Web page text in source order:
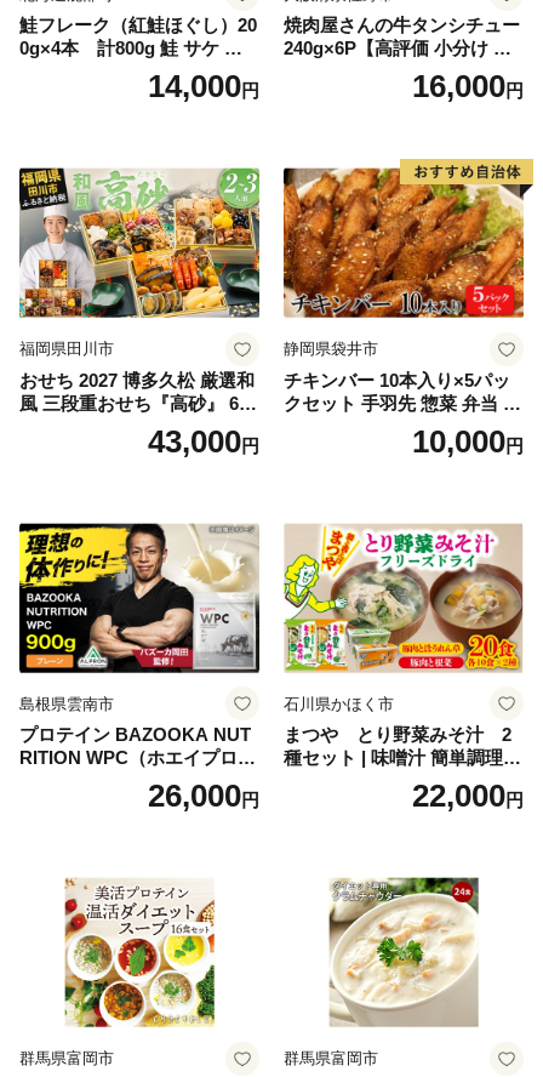
鮭フレーク（紅鮭ほぐし）20
0g×4本 計800g 鮭 サケ 鮭
ほぐし サケフレーク シャケ
フレーク 鮭フレーク14,000円
焼肉屋さんの牛タンシチュー
240g×6P【高評価 小分け 惣
菜 牛たん 一人暮らし 冷凍】
16,000円
福岡県田川市
おせち 2027 博多久松 厳選和
風 三段重おせち『高砂』 6.5
寸 3段重 2～3人前 おせち料
理 重箱 お正月 冷凍おせち 縁
ち 本格おせち おせち予約 年
末 年始 お取り寄せ 新春 贅沢
おせち こだわりおせち 惣菜
老舗おせち ふるさと納税お
せち 御節 お節料理 正月 調理
不要 おせち料理2027
43,000円
静岡県袋井市
チキンバー 10本入り×5パッ
クセット 手羽先 惣菜 弁当 お
かず お酒 おつまみ ギフト キ
ャンプ アウトドア キャンプ
10,000円
島根県雲南市
プロテイン BAZOOKA NUT
RITION WPC（ホエイプロテ
イン）＜プレーン＞ 900g｜
バズーカ岡田監修・植物由来
ロン [AIEN005]
26,000円
石川県かほく市
まつや とり野菜みそ汁 2
種セット | 味噌汁 簡単調理
お味噌 おみそ みそ とり野菜
時短料理 時短ごはん ご当地
22,000円
群馬県富岡市 群馬県富岡市